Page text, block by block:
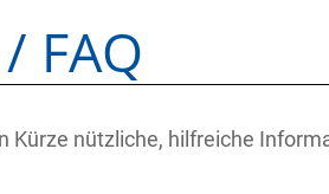
FAQ
Kürze nützliche, hilfreiche